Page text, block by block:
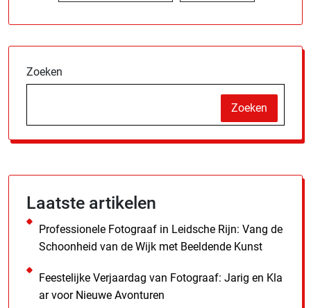
Zoeken
Zoeken
Laatste artikelen
Professionele Fotograaf in Leidsche Rijn: Vang de
Schoonheid van de Wijk met Beeldende Kunst
Feestelijke Verjaardag van Fotograaf: Jarig en Kla
ar voor Nieuwe Avonturen